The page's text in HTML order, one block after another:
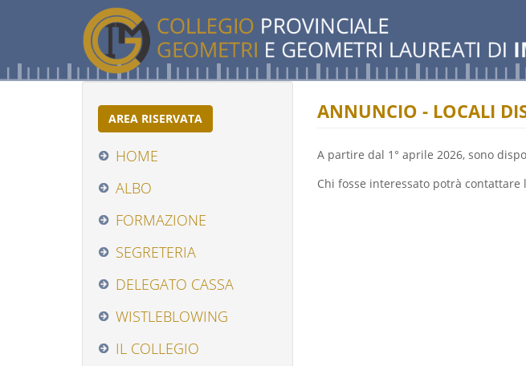
principale
AREA RISERVATA
HOME
ALBO
FORMAZIONE
SEGRETERIA
DELEGATO CASSA
WISTLEBLOWING
IL COLLEGIO
ANNUNCIO - LOCALI
A partire dal 1° aprile 2026, sono
Chi fosse interessato potrà